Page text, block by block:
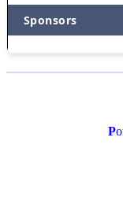
Sponsors
P